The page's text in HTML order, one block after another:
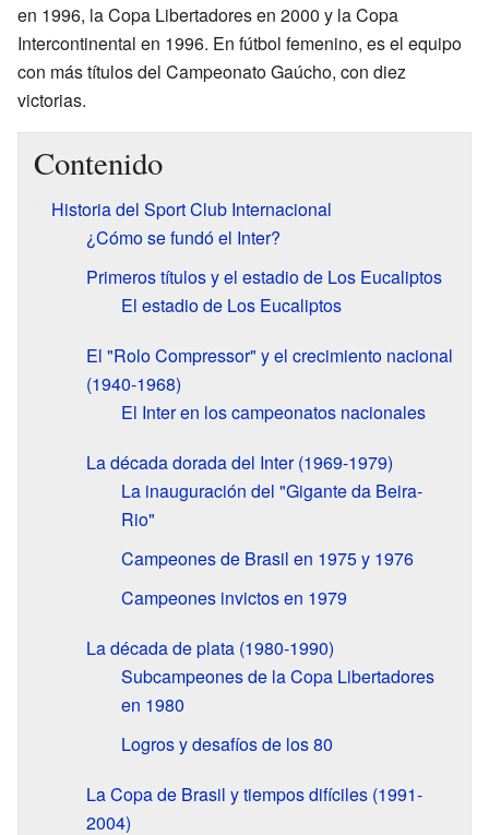
en 1996, la Copa Libertadores en 2000 y la Copa
Intercontinental en 1996. En fútbol femenino, es el equipo
con más títulos del Campeonato Gaúcho, con diez
victorias.
Contenido
Historia del Sport Club Internacional
¿Cómo se fundó el Inter?
Primeros títulos y el estadio de Los Eucaliptos
El estadio de Los Eucaliptos
El "Rolo Compressor" y el crecimiento nacional
(1940-1968)
El Inter en los campeonatos nacionales
La década dorada del Inter (1969-1979)
La inauguración del "Gigante da Beira-
Rio"
Campeones de Brasil en 1975 y 1976
Campeones invictos en 1979
La década de plata (1980-1990)
Subcampeones de la Copa Libertadores
en 1980
Logros y desafíos de los 80
La Copa de Brasil y tiempos difíciles (1991-
2004)